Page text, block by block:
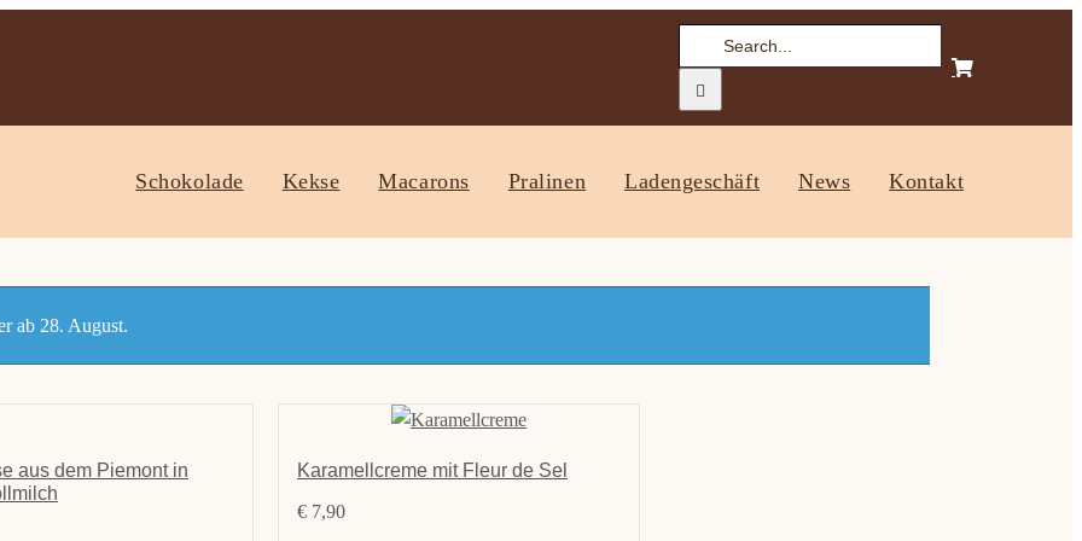
Suche
nach:
Schokolade Kekse Macarons Pralinen Ladengeschäft News Kontakt
ab 28. August.
aus dem Piemont in
Karamellcreme mit Fleur de Sel
€ 7,90